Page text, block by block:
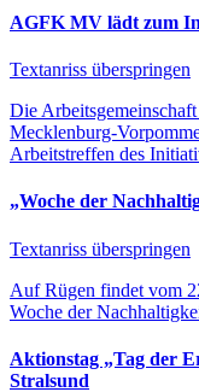
AGFK MV lädt zum
Textanriss überspringen
Die
Mecklenburg-
Arbeitstreffen des
„Woche der
Textanriss überspringen
Auf Rügen findet vom
Woche der
Aktionstag „Tag der
Stralsund